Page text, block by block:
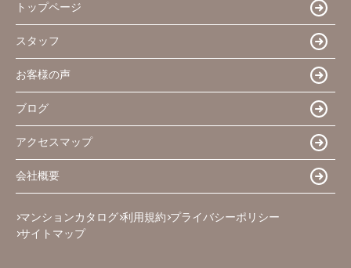
トップページ
スタッフ
お客様の声
ブログ
アクセスマップ
会社概要
マンションカタログ 利用規約 プライバシーポリシー
サイトマップ